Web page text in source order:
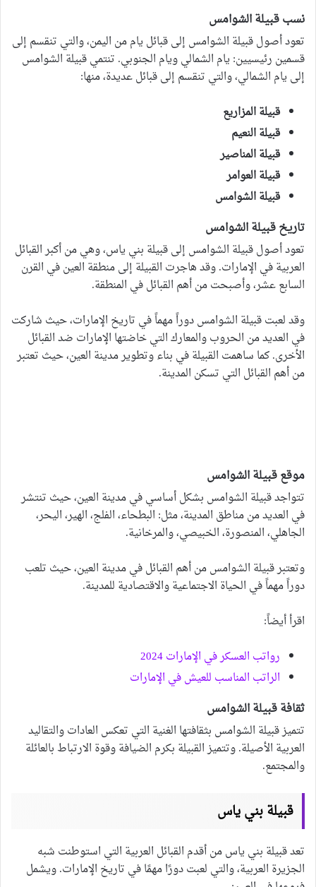
نسب قبيلة الشوامس
تعود أصول قبيلة الشوامس إلى قبائل يام من اليمن، والتي تنقسم إلى
قسمين رئيسيين: يام الشمالي ويام الجنوبي. تنتمي قبيلة الشوامس
إلى يام الشمالي، والتي تنقسم إلى قبائل عديدة، منها:
قبيلة المزاريع
قبيلة النعيم
قبيلة المناصير
قبيلة العوامر
قبيلة الشوامس
تاريخ قبيلة الشوامس
تعود أصول قبيلة الشوامس إلى قبيلة بني ياس، وهي من أكبر القبائل
العربية في الإمارات. وقد هاجرت القبيلة إلى منطقة العين في القرن
السابع عشر، وأصبحت من أهم القبائل في المنطقة.
وقد لعبت قبيلة الشوامس دوراً مهماً في تاريخ الإمارات، حيث شاركت
في العديد من الحروب والمعارك التي خاضتها الإمارات ضد القبائل
الأخرى. كما ساهمت القبيلة في بناء وتطوير مدينة العين، حيث تعتبر
من أهم القبائل التي تسكن المدينة.
موقع قبيلة الشوامس
تتواجد قبيلة الشوامس بشكل أساسي في مدينة العين، حيث تنتشر
في العديد من مناطق المدينة، مثل: البطحاء، الفلج، الهير، اليحر،
الجاهلي، المنصورة، الخبيصي، والمرخانية.
وتعتبر قبيلة الشوامس من أهم القبائل في مدينة العين، حيث تلعب
دوراً مهماً في الحياة الاجتماعية والاقتصادية للمدينة.
اقرأ أيضاً:
رواتب العسكر في الإمارات 2024
الراتب المناسب للعيش في الإمارات
ثقافة قبيلة الشوامس
تتميز قبيلة الشوامس بثقافتها الغنية التي تعكس العادات والتقاليد
العربية الأصيلة. وتتميز القبيلة بكرم الضيافة وقوة الارتباط بالعائلة
والمجتمع.
قبيلة بني ياس
تعد قبيلة بني ياس من أقدم القبائل العربية التي استوطنت شبه
الجزيرة العربية، والتي لعبت دورًا مهمًا في تاريخ الإمارات. ويشمل